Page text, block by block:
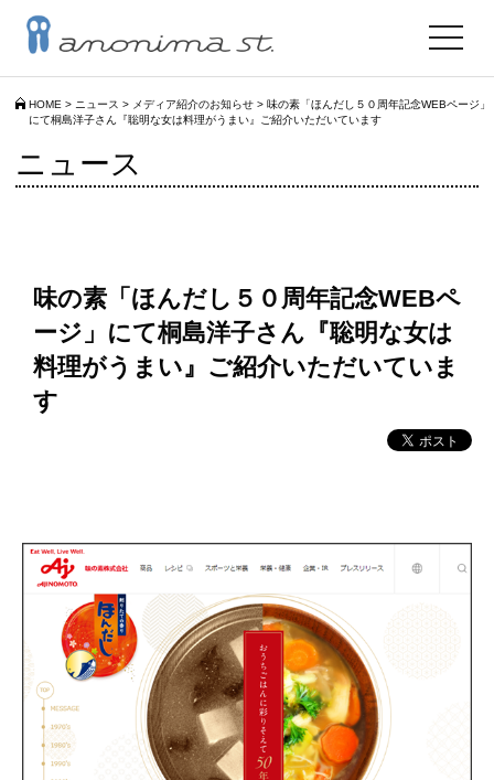
HOME > ニュース > メディア紹介のお知らせ > 味の素「ほんだし５０周年記念WEBページ」
にて桐島洋子さん『聡明な女は料理がうまい』ご紹介いただいています
toggle
ニュース
味の素「ほんだし５０周年記念WEBペ
ージ」にて桐島洋子さん『聡明な女は
料理がうまい』ご紹介いただいていま
す